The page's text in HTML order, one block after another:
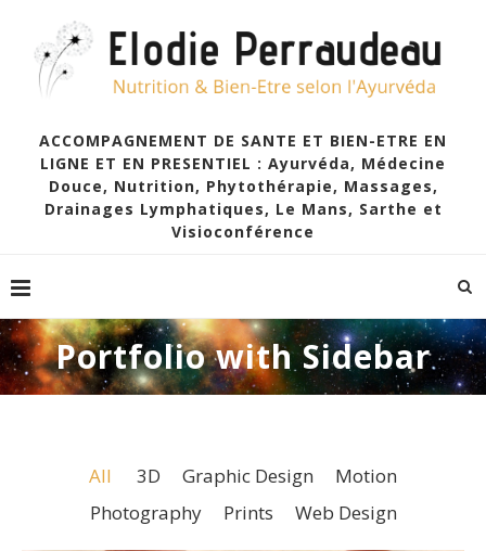
ACCOMPAGNEMENT DE SANTE ET BIEN-ETRE EN
LIGNE ET EN PRESENTIEL : Ayurvéda, Médecine
Douce, Nutrition, Phytothérapie, Massages,
Drainages Lymphatiques, Le Mans, Sarthe et
Visioconférence
Portfolio with Sidebar
All 3D Graphic Design
Motion
Photography
Prints Web Design